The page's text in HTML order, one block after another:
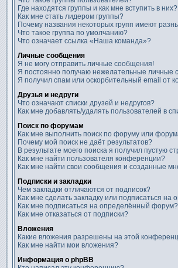
Где находятся группы и как мне вступить в них?
Как мне стать лидером группы?
Почему названия некоторых групп имеют
Что такое группа по умолчанию?
Что означает ссылка «Наша команда»?
Личные сообщения
Я не могу отправить личные сообщения!
Я постоянно получаю нежелательные личные
Я получил спам или оскорбительный email от
Друзья и недруги
Что означают списки друзей и недругов?
Как мне добавлять/удалять пользователей в
Поиск по форумам
Как мне выполнить поиск по форуму или
Почему мой поиск не даёт результатов?
В результате моего поиска я получил пустую
Как мне найти пользователя конференции?
Как мне найти свои сообщения и созданные
Подписки и закладки
Чем закладки отличаются от подписок?
Как мне сделать закладку или подписаться на
Как мне подписаться на определённый форум?
Как мне отказаться от подписки?
Вложения
Какие вложения разрешены на этой
Как мне найти мои вложения?
Информация о phpBB